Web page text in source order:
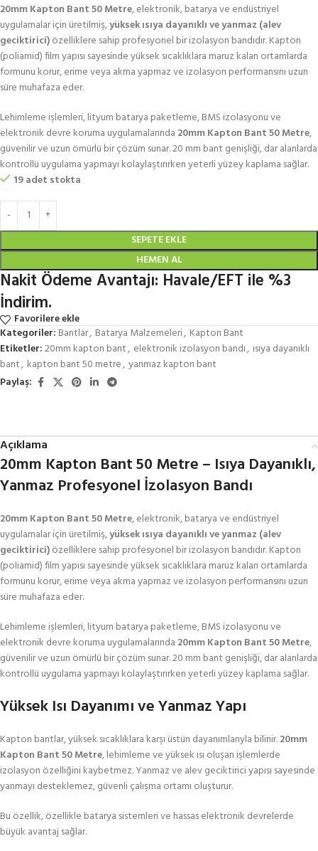
20mm Kapton Bant 50 Metre, elektronik, batarya ve endüstriyel
uygulamalar için üretilmiş,yüksek ısıya dayanıklı ve yanmaz (alev
geciktirici)özelliklere sahip profesyonel bir izolasyon bandıdır. Kapton
(poliamid) film yapısı sayesinde yüksek sıcaklıklara maruz kalan ortamlarda
formunu korur, erime veya akma yapmaz ve izolasyon performansını uzun
süre muhafaza eder.
Lehimleme işlemleri, lityum batarya paketleme, BMS izolasyonu ve
elektronik devre koruma uygulamalarında 20mm Kapton Bant 50 Metre,
güvenilir ve uzun ömürlü bir çözüm sunar. 20 mm bant genişliği, dar alanlarda
kontrollü uygulama yapmayı kolaylaştırırken yeterli yüzey kaplama sağlar.
19 adet stokta
SEPETE EKLE
HEMEN AL
Nakit Ödeme Avantajı: Havale/EFT ile %3
İndirim.
Favorilere ekle
Kategoriler: Bantlar, Batarya Malzemeleri, Kapton Bant
Etiketler:20mm kapton bant, elektronik izolasyon bandı, ısıya dayanıklı
bant, kapton bant 50 metre, yanmaz kapton bant
Paylaş:
Açıklama
20mm Kapton Bant 50 Metre – Isıya Dayanıklı,
Yanmaz Profesyonel İzolasyon Bandı
20mm Kapton Bant 50 Metre, elektronik, batarya ve endüstriyel
uygulamalar için üretilmiş,yüksek ısıya dayanıklı ve yanmaz (alev
geciktirici)özelliklere sahip profesyonel bir izolasyon bandıdır. Kapton
(poliamid) film yapısı sayesinde yüksek sıcaklıklara maruz kalan ortamlarda
formunu korur, erime veya akma yapmaz ve izolasyon performansını uzun
süre muhafaza eder.
Lehimleme işlemleri, lityum batarya paketleme, BMS izolasyonu ve
elektronik devre koruma uygulamalarında 20mm Kapton Bant 50 Metre,
güvenilir ve uzun ömürlü bir çözüm sunar. 20 mm bant genişliği, dar alanlarda
kontrollü uygulama yapmayı kolaylaştırırken yeterli yüzey kaplama sağlar.
Yüksek Isı Dayanımı ve Yanmaz Yapı
Kapton bantlar, yüksek sıcaklıklara karşı üstün dayanımlarıyla bilinir.20mm
Kapton Bant 50 Metre, lehimleme ve yüksek ısı oluşan işlemlerde
izolasyon özelliğini kaybetmez. Yanmaz ve alev geciktirici yapısı sayesinde
yanmayı desteklemez, güvenli çalışma ortamı oluşturur.
Bu özellik, özellikle batarya sistemleri ve hassas elektronik devrelerde
büyük avantaj sağlar.